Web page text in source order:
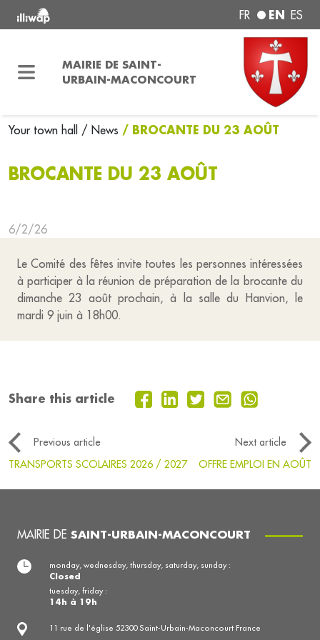
FR EN ES
MAIRIE DE SAINT-
URBAIN-MACONCOURT
Your town hall / News / BROCANTE DU 23 AOÛT
BROCANTE DU 23 AOÛT
6/2/26
Le Comité des fêtes invite toutes les personnes intéressées
à participer à la réunion de préparation de la brocante du
dimanche 23 août prochain, à la salle du Hanvion, le
mardi 9 juin à 18h00.
Share this article
Previous article
Next article
TRANSPORTS SCOLAIRES 2026 / 2027
OFFRE EMPLOI EN AOÛT
MAIRIE DE SAINT-URBAIN-MACONCOURT
11 rue de l'église 52300 Saint-Urbain-Maconcourt France
monday, wednesday, thursday, saturday, sunday :
Closed
tuesday, friday :
14h à 19h